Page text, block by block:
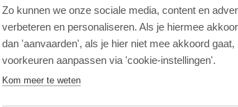
Zo kunnen we onze sociale media, content en
verbeteren en personaliseren. Als je hiermee
dan 'aanvaarden', als je hier niet mee akkoord gaat,
voorkeuren aanpassen via 'cookie-instellingen'.
Kom meer te weten